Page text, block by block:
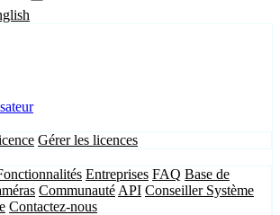
Gérer les licences
Entreprises FAQ Base de
Communauté API Conseiller Système
Contactez-nous